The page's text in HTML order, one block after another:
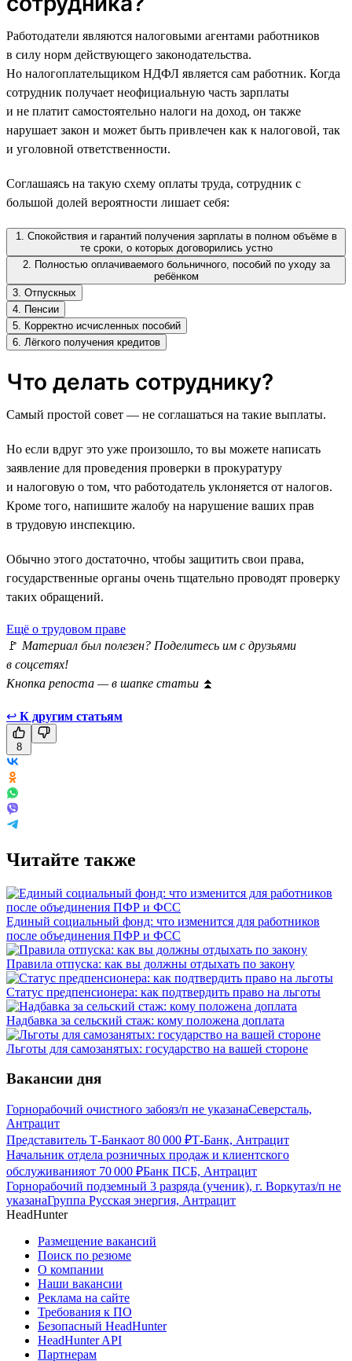
Работодатели являются налоговыми агентами работников
в силу норм действующего законодательства.
Но налогоплательщиком НДФЛ является сам работник. Когда
сотрудник получает неофициальную часть зарплаты
и не платит самостоятельно налоги на доход, он также
нарушает закон и может быть привлечен как к налоговой, так
и уголовной ответственности.
Соглашаясь на такую схему оплаты труда, сотрудник с
большой долей вероятности лишает себя:
1. Спокойствия и гарантий получения зарплаты в полном объёме в
те сроки, о которых договорились устно
2. Полностью оплачиваемого больничного, пособий по уходу за
ребёнком
3. Отпускных
4. Пенсии
5. Корректно исчисленных пособий
6. Лёгкого получения кредитов
Что делать сотруднику?
Самый простой совет — не соглашаться на такие выплаты.
Но если вдруг это уже произошло, то вы можете написать
заявление для проведения проверки в прокуратуру
и налоговую о том, что работодатель уклоняется от налогов.
Кроме того, напишите жалобу на нарушение ваших прав
в трудовую инспекцию.
Обычно этого достаточно, чтобы защитить свои права,
государственные органы очень тщательно проводят проверку
таких обращений.
Ещё о трудовом праве
🚩 Материал был полезен? Поделитесь им с друзьями
в соцсетях!
Кнопка репоста — в шапке статьи ⏫
↩ К другим статьям
8
Читайте также
Единый социальный фонд: что изменится для работников
после объединения ПФР и ФСС
Правила отпуска: как вы должны отдыхать по закону
Статус предпенсионера: как подтвердить право на льготы
Надбавка за сельский стаж: кому положена доплата
Льготы для самозанятых: государство на вашей стороне
Вакансии дня
Горнорабочий очистного забояз/п не указанаСеверсталь,
Антрацит
Представитель Т-Банкаот 80 000 ₽Т-Банк, Антрацит
Начальник отдела розничных продаж и клиентского
обслуживанияот 70 000 ₽Банк ПСБ, Антрацит
Горнорабочий подземный 3 разряда (ученик), г. Воркутаз/п не
указанаГруппа Русская энергия, Антрацит
HeadHunter
Размещение вакансий
Поиск по резюме
О компании
Наши вакансии
Реклама на сайте
Требования к ПО
Безопасный HeadHunter
HeadHunter API
Партнерам